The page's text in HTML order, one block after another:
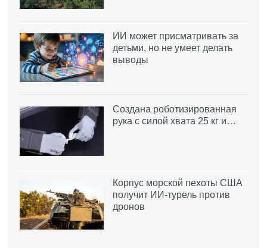
ИИ может присматривать за
детьми, но не умеет делать
выводы
Создана роботизированная
рука с силой хвата 25 кг и…
Корпус морской пехоты США
получит ИИ-турель против
дронов